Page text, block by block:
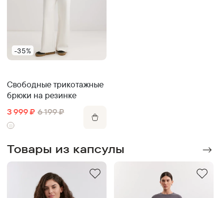
-35%
Свободные трикотажные
брюки на резинке
3 999 ₽ 6 199 ₽
Товары из капсулы